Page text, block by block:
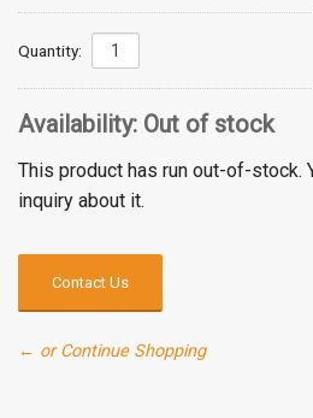
Quantity:
Availability: Out of stock
This product has run out-of-stock.
inquiry about it.
Contact Us
← or Continue Shopping